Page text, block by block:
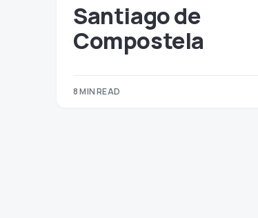
Santiago de
Compostela
8 MIN READ